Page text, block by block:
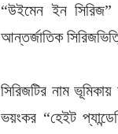
“উইমেন ইন সিরিজ”
আন্তর্জাতিক
সিরিজটির নাম
ভয়ংকর “হেইট